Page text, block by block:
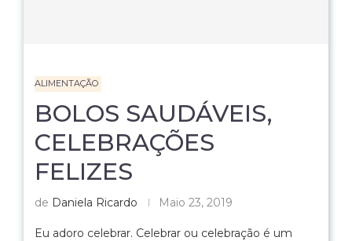
ALIMENTAÇÃO
BOLOS SAUDÁVEIS,
CELEBRAÇÕES
FELIZES
de Daniela Ricardo Maio 23, 2019
Eu adoro celebrar. Celebrar ou celebração é um